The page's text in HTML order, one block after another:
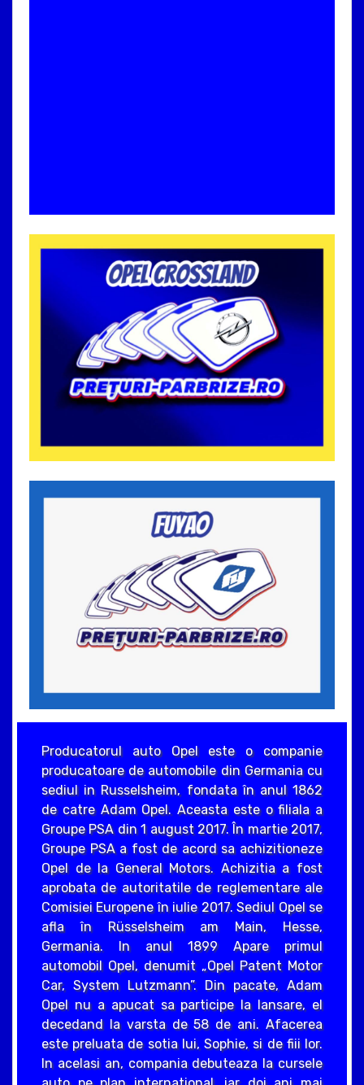
Producatorul auto Opel este o companie
producatoare de automobile din Germania cu
sediul in Russelsheim, fondata în anul 1862
de catre Adam Opel. Aceasta este o filiala a
Groupe PSA din 1 august 2017. În martie 2017,
Groupe PSA a fost de acord sa achizitioneze
Opel de la General Motors. Achizitia a fost
aprobata de autoritatile de reglementare ale
Comisiei Europene în iulie 2017. Sediul Opel se
afla în Rüsselsheim am Main, Hesse,
Germania. In anul 1899 Apare primul
automobil Opel, denumit „Opel Patent Motor
Car, System Lutzmann”. Din pacate, Adam
Opel nu a apucat sa participe la lansare, el
decedand la varsta de 58 de ani. Afacerea
este preluata de sotia lui, Sophie, si de fiii lor.
In acelasi an, compania debuteaza la cursele